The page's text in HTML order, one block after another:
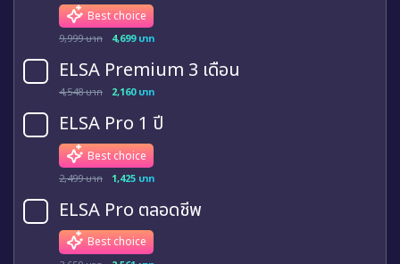
Best choice
9,999 บาท 4,699 บาท
ELSA Premium 3 เดือน
4,548 บาท 2,160 บาท
ELSA Pro 1 ปี
Best choice
2,499 บาท 1,425 บาท
ELSA Pro ตลอดชีพ
Best choice